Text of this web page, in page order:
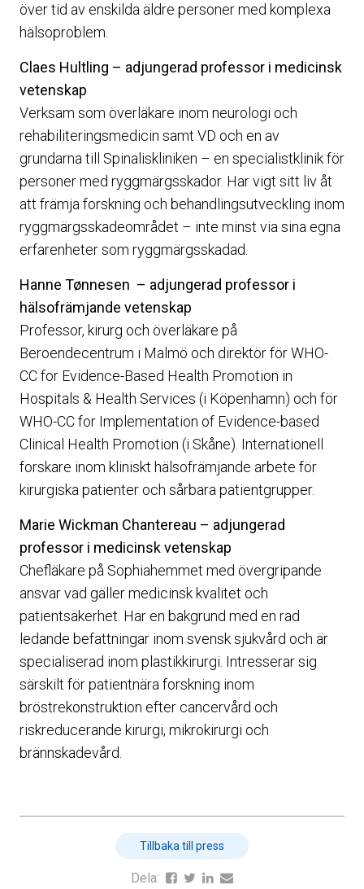
över tid av enskilda äldre personer med komplexa
hälsoproblem.
Claes Hultling – adjungerad professor i medicinsk
vetenskap
Verksam som överläkare inom neurologi och
rehabiliteringsmedicin samt VD och en av
grundarna till Spinaliskliniken – en specialistklinik för
personer med ryggmärgsskador. Har vigt sitt liv åt
att främja forskning och behandlingsutveckling inom
ryggmärgsskadeområdet – inte minst via sina egna
erfarenheter som ryggmärgsskadad.
Hanne Tønnesen – adjungerad professor i
hälsofrämjande vetenskap
Professor, kirurg och överläkare på
Beroendecentrum i Malmö och direktör för WHO-
CC for Evidence-Based Health Promotion in
Hospitals & Health Services (i Köpenhamn) och för
WHO-CC for Implementation of Evidence-based
Clinical Health Promotion (i Skåne). Internationell
forskare inom kliniskt hälsofrämjande arbete för
kirurgiska patienter och sårbara patientgrupper.
Marie Wickman Chantereau – adjungerad
professor i medicinsk vetenskap
Chefläkare på Sophiahemmet med övergripande
ansvar vad gäller medicinsk kvalitet och
patientsäkerhet. Har en bakgrund med en rad
ledande befattningar inom svensk sjukvård och är
specialiserad inom plastikkirurgi. Intresserar sig
särskilt för patientnära forskning inom
bröstrekonstruktion efter cancervård och
riskreducerande kirurgi, mikrokirurgi och
brännskadevård.
Tillbaka till press
Dela: